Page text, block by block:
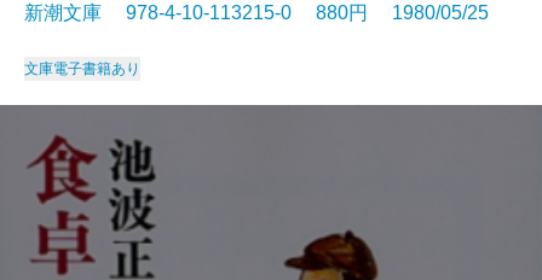
新潮文庫 978-4-10-113215-0 880円 1980/05/25
文庫電子書籍あり